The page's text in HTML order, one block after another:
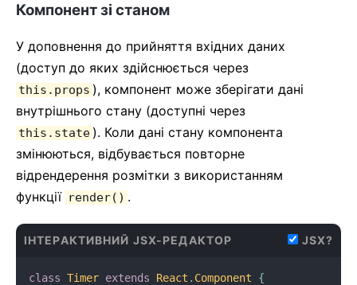
Компонент зі станом
У доповнення до прийняття вхідних даних
(доступ до яких здійснюється через
this.props ), компонент може зберігати дані
внутрішнього стану (доступні через
this.state ). Коли дані стану компонента
змінюються, відбувається повторне
відрендерення розмітки з використанням
функції render() .
ІНТЕРАКТИВНИЙ JSX-РЕДАКТОР JSX?
class Timer extends React . Component
{